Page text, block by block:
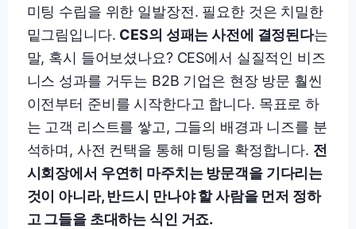
미팅 수립을 위한 일발장전. 필요한 것은 치밀한
밑그림입니다. CES의 성패는 사전에 결정된다는
말, 혹시 들어보셨나요? CES에서 실질적인 비즈
니스 성과를 거두는 B2B 기업은 현장 방문 훨씬
이전부터 준비를 시작한다고 합니다. 목표로 하
는 고객 리스트를 쌓고, 그들의 배경과 니즈를 분
석하며, 사전 컨택을 통해 미팅을 확정합니다. 전
시회장에서 우연히 마주치는 방문객을 기다리는
것이 아니라, 반드시 만나야 할 사람을 먼저 정하
고 그들을 초대하는 식인 거죠.